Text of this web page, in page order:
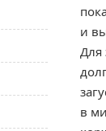
и
Для
в